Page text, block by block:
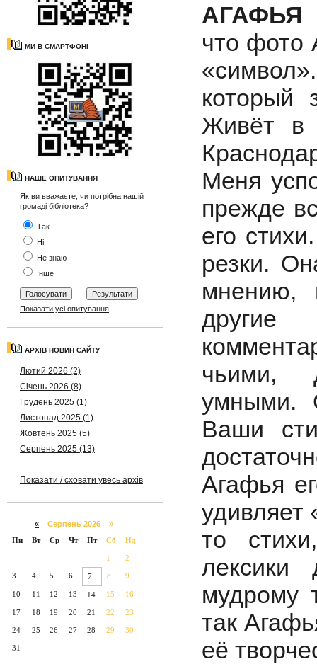
МИ В СМАРТФОНІ
НАШЕ ОПИТУВАННЯ
Як ви вважаєте, чи потрібна нашій
громаді бібліотека?
Так
Ні
Не знаю
Інше
Показати усі опитування
АРХІВ НОВИН САЙТУ
Лютий 2026 (2)
Січень 2026 (8)
Грудень 2025 (1)
Листопад 2025 (1)
Жовтень 2025 (5)
Серпень 2025 (13)
Показати / сховати увесь архів
« Серпень 2026 »
Пн
Вт Ср Чт Пт Сб Нд
1 2
3 4 5 6 7 8 9
10 11 12 13 14 15 16
17 18 19 20 21 22 23
24 25 26 27 28 29 30
31
АГАФЬЯ
что фото
Живёт в
Меня
прежде
его
резки.
мнению,
другие
чьими,
умными.
Ваши
Агафья
удивляет
то
мудрому
так
её